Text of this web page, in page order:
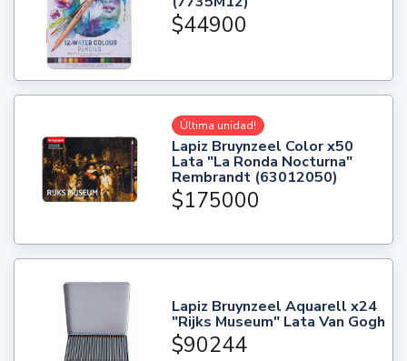
$44900
Última unidad!
Lapiz Bruynzeel Color x50
Lata "La Ronda Nocturna"
Rembrandt (63012050)
$175000
Lapiz Bruynzeel Aquarell x24
"Rijks Museum" Lata Van Gogh
$90244